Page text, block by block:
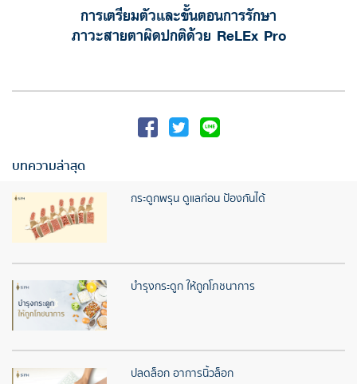
การเตรียมตัวและขั้นตอนการรักษา
ภาวะสายตาผิดปกติด้วย ReLEx Pro
บทความล่าสุด
กระดูกพรุน ดูแลก่อน ป้องกันได้
บำรุงกระดูก ให้ถูกโภชนาการ
ปลดล็อก อาการนิ้วล็อก